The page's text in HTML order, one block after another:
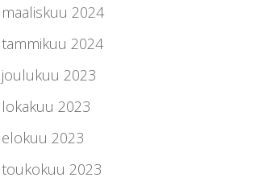
maaliskuu 2024
tammikuu 2024
joulukuu 2023
lokakuu 2023
elokuu 2023
toukokuu 2023